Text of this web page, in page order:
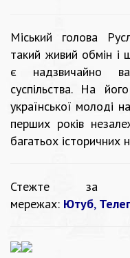
Міський голова
такий живий обмін і
є надзвичайно
суспільства. На
української молоді
перших років
багатьох історичних
Стежте за
мережах: Ютуб,